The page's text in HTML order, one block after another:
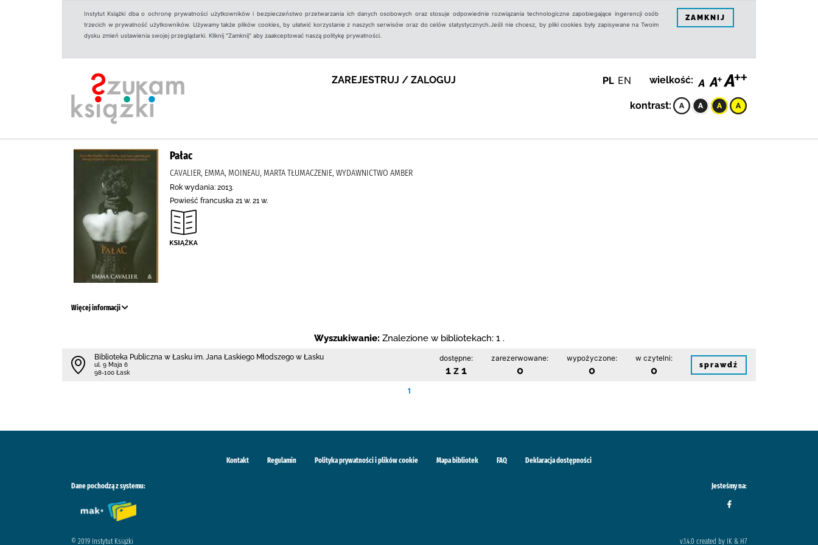
Instytut Książki dba o ochronę prywatności użytkowników i bezpieczeństwo przetwarzania ich danych osobowych oraz stosuje odpowiednie rozwiązania technologiczne zapobiegające ingerencji osób
trzecich w prywatność użytkowników. Używamy także plików cookies, by ułatwić korzystanie z naszych serwisów oraz do celów statystycznych.Jeśli nie chcesz, by pliki cookies były zapisywane na Twoim
dysku zmień ustawienia swojej przeglądarki. Kliknij "Zamknij" aby zaakceptować naszą politykę prywatności.
ZAMKNIJ
ZAREJESTRUJ / ZALOGUJ PL EN wielkość:
kontrast:
Pałac
CAVALIER, EMMA, MOINEAU, MARTA TŁUMACZENIE, WYDAWNICTWO AMBER
Rok wydania: 2013.
Powieść francuska 21 w. 21 w.
Więcej informacji
Wyszukiwanie: Znalezione w bibliotekach: 1 .
Biblioteka Publiczna w Łasku im. Jana Łaskiego Młodszego w Łasku
ul. 9 Maja 6
98-100 Łask
dostępne:
1 z 1
zarezerwowane:
0
wypożyczone:
0
w czytelni:
0 sprawdź
1
Kontakt Regulamin Polityka prywatności i plików cookie Mapa bibliotek FAQ Deklaracja dostępności
Dane pochodzą z systemu: Jesteśmy na:
© 2019 Instytut Książki v.1.4.0 created by IK & H7